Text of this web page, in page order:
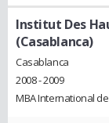
Institut Des
(Casablanca)
Casablanca
2008 - 2009
MBA International